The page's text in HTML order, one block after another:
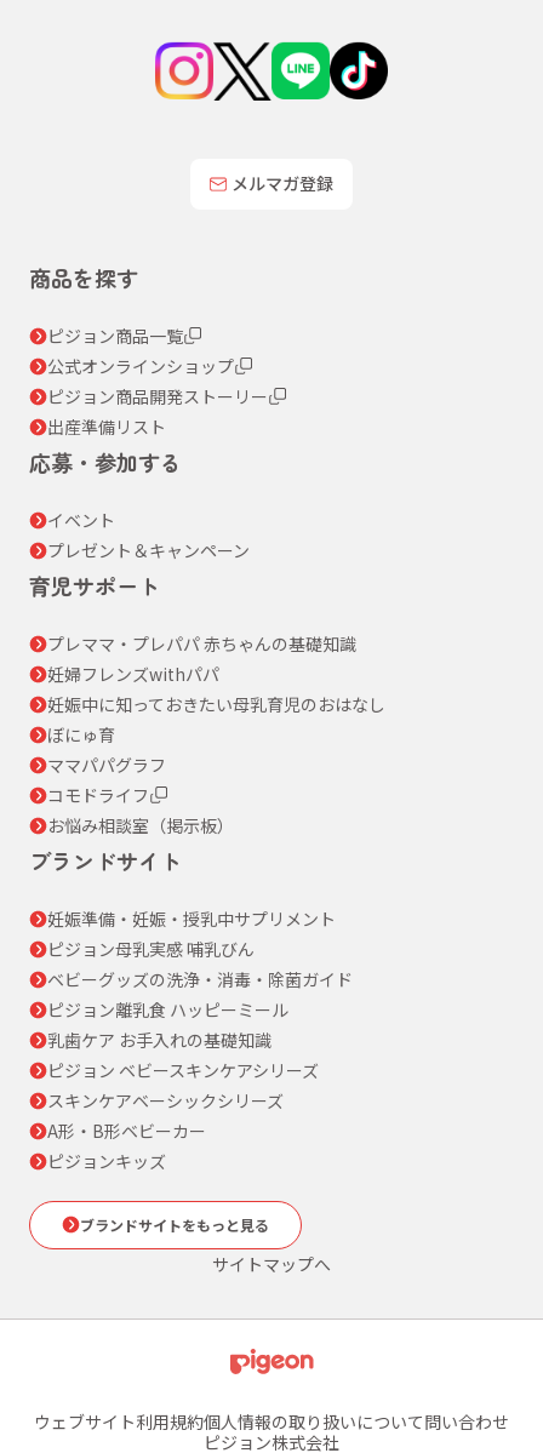
メルマガ登録
商品を探す
ピジョン商品一覧
公式オンラインショップ
ピジョン商品開発ストーリー
出産準備リスト
応募・参加する
イベント
プレゼント＆キャンペーン
育児サポート
プレママ・プレパパ 赤ちゃんの基礎知識
妊婦フレンズwithパパ
妊娠中に知っておきたい母乳育児のおはなし
ぼにゅ育
ママパパグラフ
コモドライフ
お悩み相談室（掲示板）
ブランドサイト
妊娠準備・妊娠・授乳中サプリメント
ピジョン母乳実感 哺乳びん
ベビーグッズの洗浄・消毒・除菌ガイド
ピジョン離乳食 ハッピーミール
乳歯ケア お手入れの基礎知識
ピジョン ベビースキンケアシリーズ
スキンケアベーシックシリーズ
A形・B形ベビーカー
ピジョンキッズ
ブランドサイトをもっと見る
サイトマップへ
ウェブサイト利用規約個人情報の取り扱いについて問い合わせ
ピジョン株式会社